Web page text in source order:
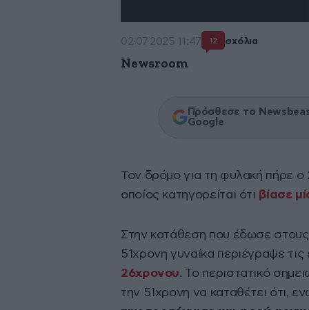
02·07·2025 11:47 12 σχόλια
Newsroom
Πρόσθεσε το
Google
Τον δρόμο για τη φυλακή πήρε
οποίος κατηγορείται ότι βίασε
Στην κατάθεση που έδωσε
51χρονη γυναίκα περιέγραψε
26χρονου. Το περιστατικό
την 51χρονη να καταθέτει ότι,